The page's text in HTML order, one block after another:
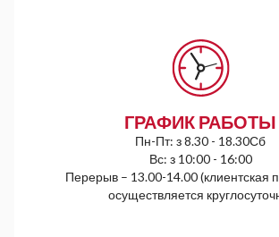
ГРАФИК РАБОТЫ
Пн-Пт: з 8.30 - 18.30Сб
Вс: з 10:00 - 16:00
Перерыв – 13.00-14.00 (клиентская
осуществляется